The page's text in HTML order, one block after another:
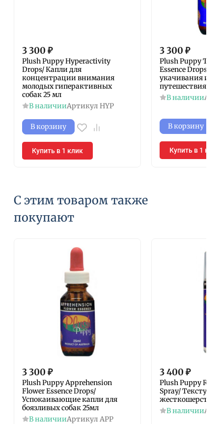
3 300 ₽
Plush Puppy Hyperactivity
Drops/ Капли для
концентрации внимания
молодых гиперактивных
собак 25 мл
В наличииАртикул HYP
В корзину
Купить в 1 клик
3 300 ₽
Plush Puppy
Essence Drops/
укачивания и
путешествиях
В наличии
В корзину
Купить в 1 клик
С этим товаром также
покупают
3 300 ₽
Plush Puppy Apprehension
Flower Essence Drops/
Успокаивающие капли для
боязливых собак 25мл
В наличииАртикул APP
3 400 ₽
Plush Puppy
Spray/
В наличии